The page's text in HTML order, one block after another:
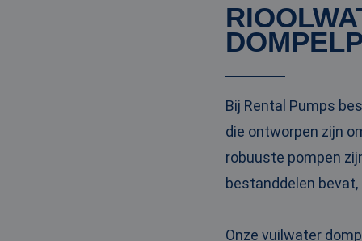
Bij Rental Pumps
die ontworpen zijn
robuuste pompen
bestanddelen
Onze vuilwater
_ga_3GSTBZP51E
_clck
Naam
_gcl_au
MUID
bcookie